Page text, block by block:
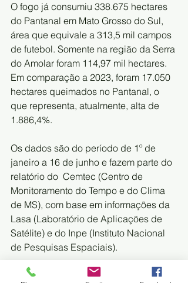
O fogo já consumiu 338.675 hectares
do Pantanal em Mato Grosso do Sul,
área que equivale a 313,5 mil campos
de futebol. Somente na região da Serra
do Amolar foram 114,97 mil hectares.
Em comparação a 2023, foram 17.050
hectares queimados no Pantanal, o
que representa, atualmente, alta de
1.886,4%.
Os dados são do período de 1º de
janeiro a 16 de junho e fazem parte do
relatório do  Cemtec (Centro de
Monitoramento do Tempo e do Clima
de MS), com base em informações da
Lasa (Laboratório de Aplicações de
Satélite) e do Inpe (Instituto Nacional
de Pesquisas Espaciais).
Já o Inpe (Instituto Nacional de